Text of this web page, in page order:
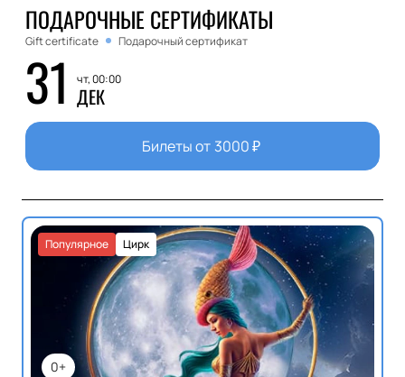
ПОДАРОЧНЫЕ СЕРТИФИКАТЫ
Gift certificate Подарочный сертификат
31 чт, 00:00
ДЕК
Билеты от 3000₽
0+
Цирк
Популярное